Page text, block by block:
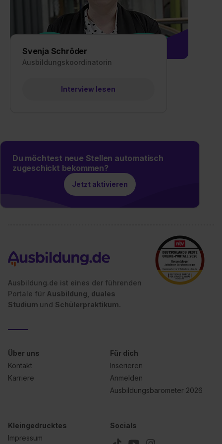
Svenja Schröder
Ausbildungskoordinatorin
Interview lesen
Du möchtest neue Stellen automatisch
zugeschickt bekommen?
Jetzt aktivieren
Ausbildung.de ist eines der führenden
Portale für Ausbildung, duales
Studium und Schülerpraktikum.
Über uns
Kontakt
Karriere
Für dich
Inserieren
Anmelden
Ausbildungsbarometer 2026
Kleingedrucktes
Impressum
Socials